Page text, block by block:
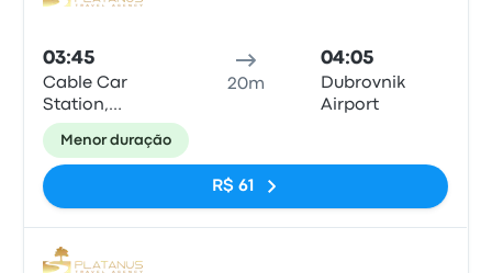
03:45
Cable Car
Station,
Dubrovnik
20m
04:05
Dubrovnik
Airport
Menor duração
R$ 61